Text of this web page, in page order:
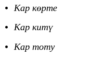
•Кар көрте
•Кар китү
•Кар тоту